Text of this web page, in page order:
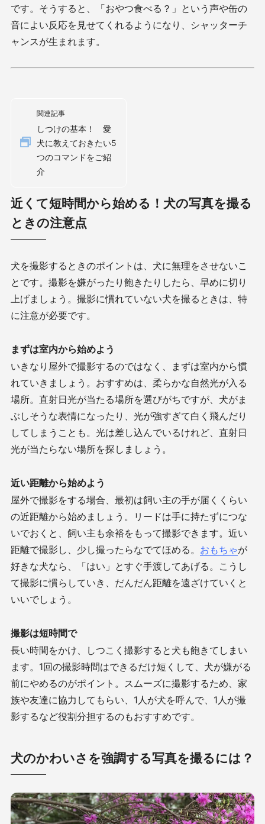
です。そうすると、「おやつ食べる？」という声や缶の
音によい反応を見せてくれるようになり、シャッターチ
ャンスが生まれます。
関連記事
しつけの基本！ 愛
犬に教えておきたい5
つのコマンドをご紹
介
近くて短時間から始める！犬の写真を撮る
ときの注意点
犬を撮影するときのポイントは、犬に無理をさせないこ
とです。撮影を嫌がったり飽きたりしたら、早めに切り
上げましょう。撮影に慣れていない犬を撮るときは、特
に注意が必要です。
まずは室内から始めよう
いきなり屋外で撮影するのではなく、まずは室内から慣
れていきましょう。おすすめは、柔らかな自然光が入る
場所。直射日光が当たる場所を選びがちですが、犬がま
ぶしそうな表情になったり、光が強すぎて白く飛んだり
してしまうことも。光は差し込んでいるけれど、直射日
光が当たらない場所を探しましょう。
近い距離から始めよう
屋外で撮影をする場合、最初は飼い主の手が届くくらい
の近距離から始めましょう。リードは手に持たずにつな
いでおくと、飼い主も余裕をもって撮影できます。近い
距離で撮影し、少し撮ったらなでてほめる。 おもちゃが
好きな犬なら、「はい」とすぐ手渡してあげる。こうし
て撮影に慣らしていき、だんだん距離を遠ざけていくと
いいでしょう。
撮影は短時間で
長い時間をかけ、しつこく撮影すると犬も飽きてしまい
ます。 1回の撮影時間はできるだけ短くして、犬が嫌がる
前にやめるのがポイント。スムーズに撮影するため、家
族や友達に協力してもらい、 1 人が犬を呼んで、 1 人が撮
影するなど役割分担するのもおすすめです。
犬のかわいさを強調する写真を撮るには？